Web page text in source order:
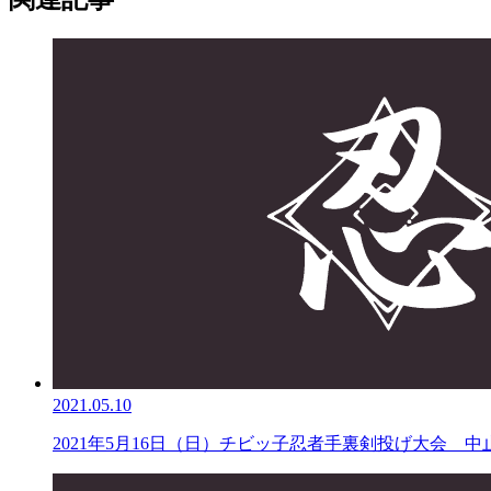
2021.05.10
2021年5月16日（日）チビッ子忍者手裏剣投げ大会 中